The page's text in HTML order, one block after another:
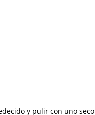
y pulir con uno seco